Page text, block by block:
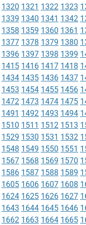
1320 1321 1322 1323
1339 1340 1341 1342
1358 1359 1360 1361
1377 1378 1379 1380
1396 1397 1398 1399
1415 1416 1417 1418
1434 1435 1436 1437
1453 1454 1455 1456
1472 1473 1474 1475
1491 1492 1493 1494
1510 1511 1512 1513
1529 1530 1531 1532
1548 1549 1550 1551
1567 1568 1569 1570
1586 1587 1588 1589
1605 1606 1607 1608
1624 1625 1626 1627
1643 1644 1645 1646
1662 1663 1664 1665